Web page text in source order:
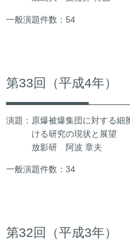
一般演題件数：54
第33回（平成4年）
演題：原爆被爆集団に対する
ける研究の現状と展望
放影研 阿波 章夫
一般演題件数：34
第32回（平成3年）